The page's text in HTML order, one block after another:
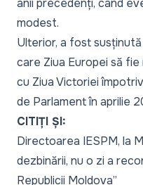
modest.
Ulterior, a fost
care Ziua Europei să
cu Ziua Victoriei
de Parlament în aprilie
CITIȚI ȘI:
Directoarea IESPM, la
dezbinării, nu o zi a
Republicii Moldova”